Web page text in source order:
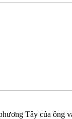
Tây của ông